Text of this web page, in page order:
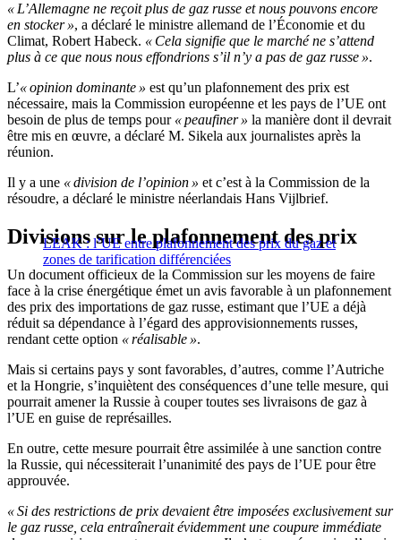
« L’Allemagne ne reçoit plus de gaz russe et nous pouvons encore
en stocker », a déclaré le ministre allemand de l’Économie et du
Climat, Robert Habeck. « Cela signifie que le marché ne s’attend
plus à ce que nous nous effondrions s’il n’y a pas de gaz russe ».
L’« opinion dominante » est qu’un plafonnement des prix est
nécessaire, mais la Commission européenne et les pays de l’UE ont
besoin de plus de temps pour « peaufiner » la manière dont il devrait
être mis en œuvre, a déclaré M. Sikela aux journalistes après la
réunion.
Il y a une « division de l’opinion » et c’est à la Commission de la
résoudre, a déclaré le ministre néerlandais Hans Vijlbrief.
LEAK : l’UE entre plafonnement des prix du gaz et
zones de tarification différenciées
Divisions sur le plafonnement des prix
Un document officieux de la Commission sur les moyens de faire
face à la crise énergétique émet un avis favorable à un plafonnement
des prix des importations de gaz russe, estimant que l’UE a déjà
réduit sa dépendance à l’égard des approvisionnements russes,
rendant cette option « réalisable ».
Mais si certains pays y sont favorables, d’autres, comme l’Autriche
et la Hongrie, s’inquiètent des conséquences d’une telle mesure, qui
pourrait amener la Russie à couper toutes ses livraisons de gaz à
l’UE en guise de représailles.
En outre, cette mesure pourrait être assimilée à une sanction contre
la Russie, qui nécessiterait l’unanimité des pays de l’UE pour être
approuvée.
« Si des restrictions de prix devaient être imposées exclusivement sur
le gaz russe, cela entraînerait évidemment une coupure immédiate